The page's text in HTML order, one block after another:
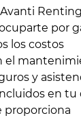
por
los costos
el
y
en tu
proporciona